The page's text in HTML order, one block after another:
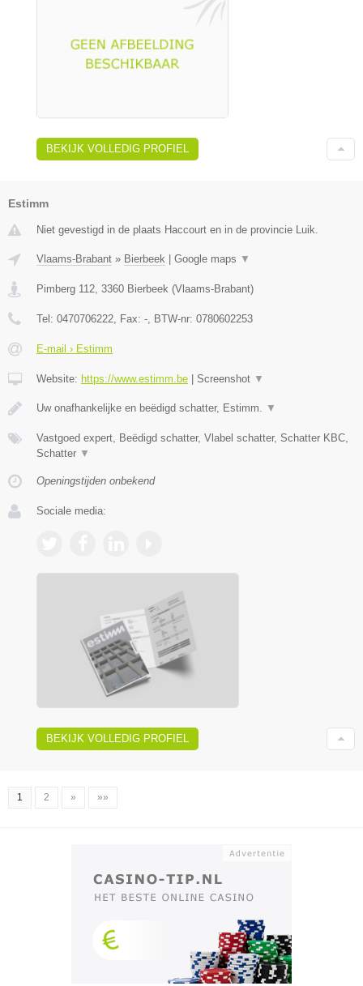
BEKIJK VOLLEDIG PROFIEL
Estimm
Niet gevestigd in de plaats Haccourt en in de provincie Luik.
Vlaams-Brabant » Bierbeek Google maps ▼
Pimberg 112 3360 Bierbeek (Vlaams-Brabant)
Tel: 0470706222 , Fax: - , BTW-nr: 0780602253
E-mail › Estimm
Website: https://www.estimm.be Screenshot ▼
Uw onafhankelijke en beëdigd schatter, Estimm. ▼
Vastgoed expert, Beëdigd schatter, Vlabel schatter, Schatter KBC,
Schatter ▼
Openingstijden onbekend
Sociale media:
BEKIJK VOLLEDIG PROFIEL
1 2 » »»